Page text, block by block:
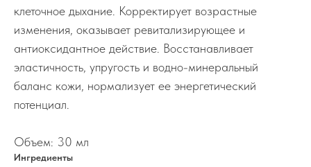
клеточное дыхание. Корректирует возрастные
изменения, оказывает ревитализирующее и
антиоксидантное действие. Восстанавливает
эластичность, упругость и водно-минеральный
баланс кожи, нормализует ее энергетический
потенциал.
Объем: 30 мл
Ингредиенты